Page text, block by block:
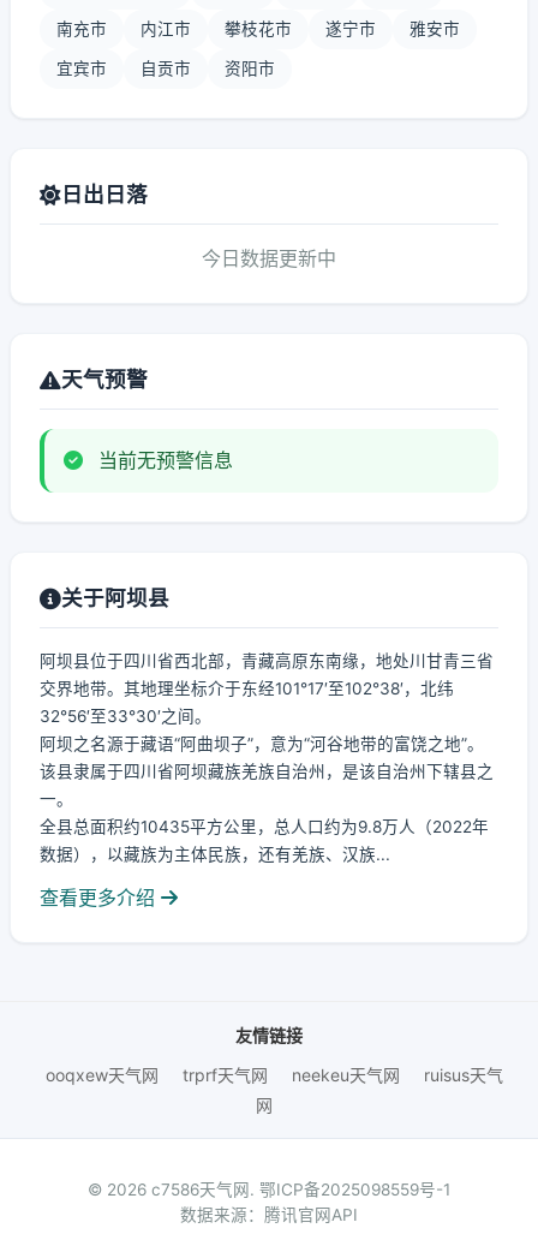
南充市 内江市 攀枝花市 遂宁市 雅安市
宜宾市 自贡市 资阳市
日出日落
今日数据更新中
天气预警
当前无预警信息
关于阿坝县
阿坝县位于四川省西北部，青藏高原东南缘，地处川甘青三省
交界地带。其地理坐标介于东经101°17′至102°38′，北纬
32°56′至33°30′之间。
阿坝之名源于藏语“阿曲坝子”，意为“河谷地带的富饶之地”。
该县隶属于四川省阿坝藏族羌族自治州，是该自治州下辖县之
一。
全县总面积约10435平方公里，总人口约为9.8万人（2022年
数据），以藏族为主体民族，还有羌族、汉族...
查看更多介绍
友情链接
ooqxew天气网
trprf天气网 neekeu天气网
ruisus天气
网
© 2026 c7586天气网. 鄂ICP备2025098559号-1
数据来源：腾讯官网API